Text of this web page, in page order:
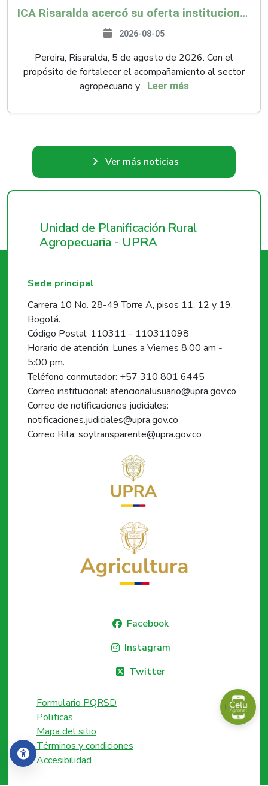
Accesibilidad
ICA Risaralda acercó su oferta institucional a productores y emprendedores en Expocamello
2026-08-05
Pereira, Risaralda, 5 de agosto de 2026. Con el
propósito de fortalecer el acompañamiento al sector
agropecuario y... Leer más
Ver más noticias
Unidad de Planificación Rural
Agropecuaria - UPRA
Sede principal
Carrera 10 No. 28-49 Torre A, pisos 11, 12 y 19,
Bogotá.
Código Postal: 110311 - 110311098
Horario de atención: Lunes a Viernes 8:00 am -
5:00 pm.
Teléfono conmutador: +57 310 801 6445
Correo institucional: atencionalusuario@upra.gov.co
Correo de notificaciones judiciales:
notificaciones.judiciales@upra.gov.co
Correo Rita: soytransparente@upra.gov.co
Facebook
Instagram
Twitter
Formulario PQRSD
Politicas
Mapa del sitio
Términos y condiciones
Accesibilidad